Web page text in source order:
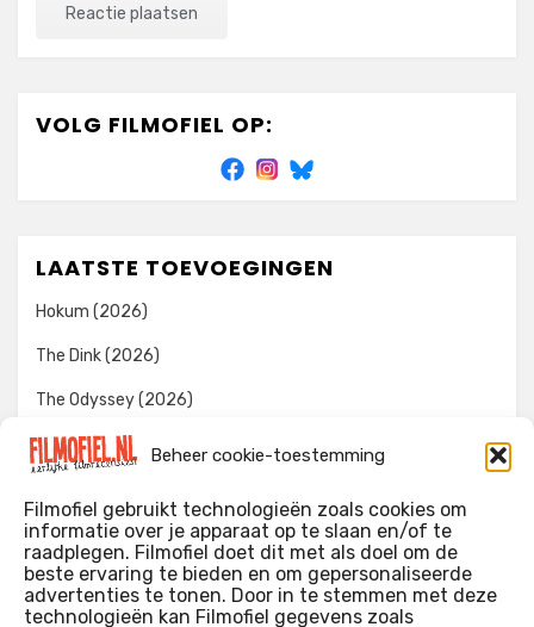
Beheer cookie-toestemming
Filmofiel gebruikt technologieën zoals cookies om
informatie over je apparaat op te slaan en/of te
raadplegen. Filmofiel doet dit met als doel om de
beste ervaring te bieden en om gepersonaliseerde
advertenties te tonen. Door in te stemmen met deze
technologieën kan Filmofiel gegevens zoals
VOLG FILMOFIEL OP:
LAATSTE TOEVOEGINGEN
Hokum (2026)
The Dink (2026)
The Odyssey (2026)
Evil Dead Burn (2026)
WIE IK BEN…?